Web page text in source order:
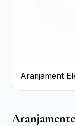
Aranjament
Flori Galbene.